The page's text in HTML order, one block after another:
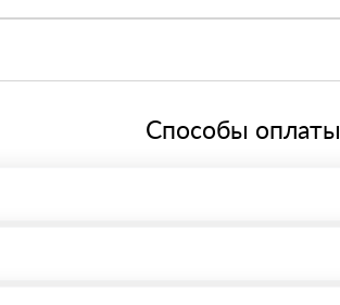
Способы оплаты
через системы электронных платежей.